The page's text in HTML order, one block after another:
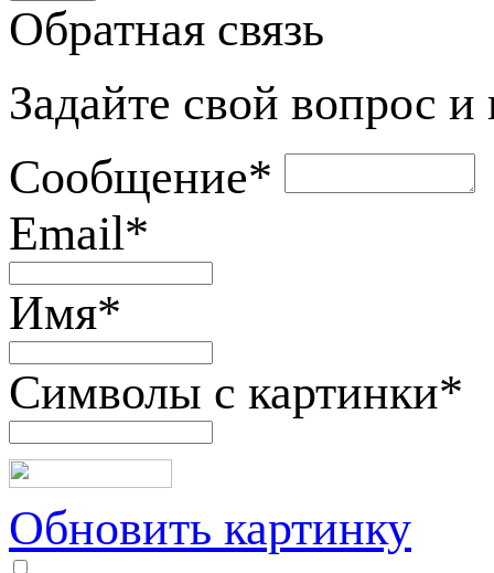
Обратная связь
Задайте свой вопрос
Сообщение*
Email*
Имя*
Символы с картинки*
Обновить картинку